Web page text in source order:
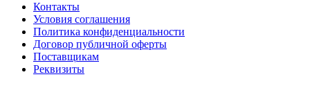
Контакты
Условия соглашения
Политика конфиденциальности
Договор публичной оферты
Поставщикам
Реквизиты